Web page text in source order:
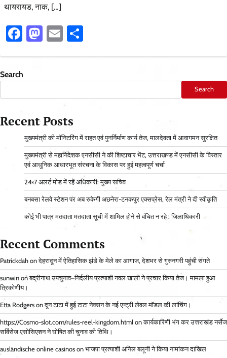
थायरायड, नाक, […]
Facebook
Mastodon
Email
Search
Search
Recent Posts
मुख्यमंत्री की मॉनिटरिंग में राहत एवं पुनर्निर्माण कार्य तेज, मालदेवता में आवागमन सुरक्षित
मुख्यमंत्री से महानिदेशक एनसीसी ने की शिष्टाचार भेंट, उत्तराखण्ड में एनसीसी के विस्तार
एवं आधुनिक आधारभूत संरचना के विकास पर हुई महत्वपूर्ण चर्चा
24×7 अलर्ट मोड में रहें अधिकारी: मुख्य सचिव
बनबसा रेलवे स्टेशन पर अब रुकेगी अछनेरा-टनकपुर एक्सप्रेस, रेल मंत्री ने दी स्वीकृति
कोई भी पात्र मतदाता मतदाता सूची में शामिल होने से वंचित न रहे : जिलाधिकारी
Recent Comments
Patrickdah onदेहरादून में ऐतिहासिक झंडे के मेले का आगाज, देशभर से गुरुनगरी पहुंची संगते
sunwin onबद्रीनाथ उपचुनाव–निर्दलीय प्रत्याशी नवल खाली ने प्रचार किया तेज। मामला हुआ
त्रिकोणीय।
Etta Rodgers onदून टाटा में हुई टाटा नेक्सन के नई एन्ट्री लेवल मॉडल की लांचिंग।
https://Cosmo-slot.com/rules-reel-kingdom.html onकार्यकारिणी भंग कर उत्तराखंड नर्सेज
सर्विसेज एसोसिएशन ने घोषित की चुनाव की तिथि।
ausländische online casinos on भाजपा प्रत्याशी अनिल बलूनी ने किया नामांकन दाखिल